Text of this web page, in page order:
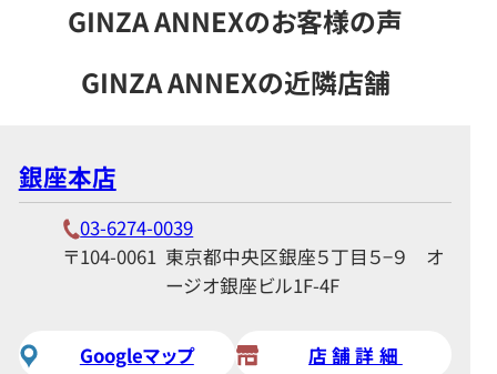
わ
は
GINZA ANNEXのお客様の声
GINZA ANNEXの近隣店舗
銀座本店
03-6274-0039
〒104-0061 東京都中央区銀座５丁目５−９ オ
ージオ銀座ビル1F-4F
Googleマップ 店舗詳細